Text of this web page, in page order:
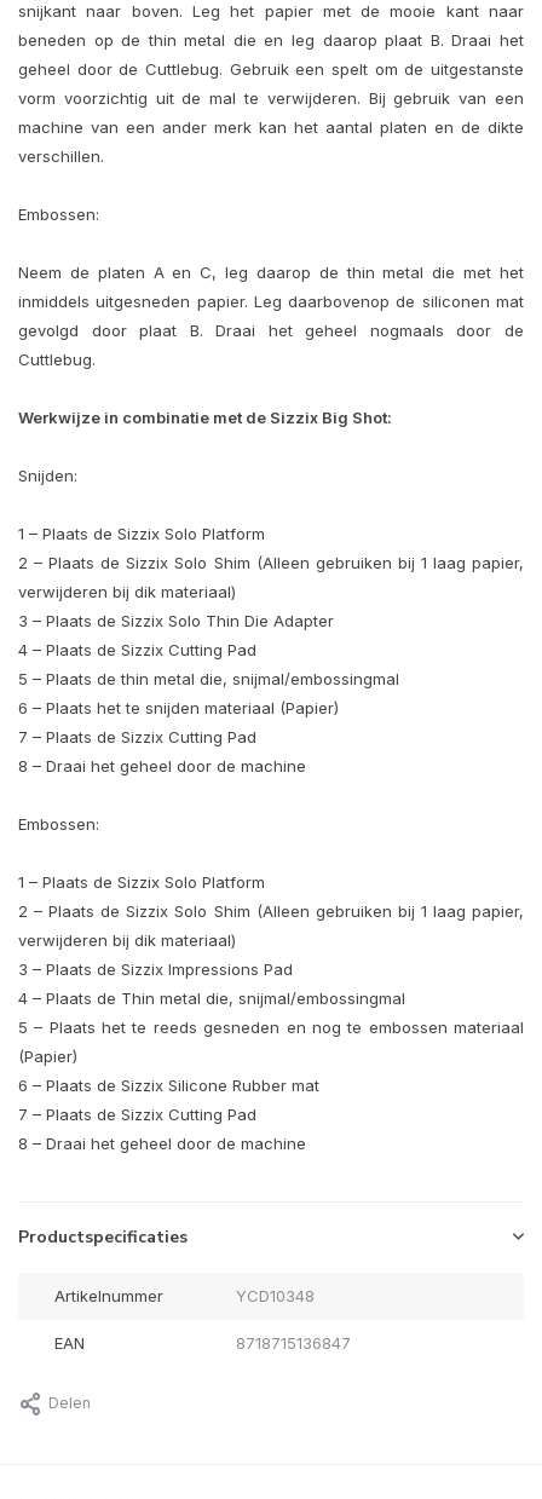
snijkant naar boven. Leg het papier met de mooie kant naar
beneden op de thin metal die en leg daarop plaat B. Draai het
geheel door de Cuttlebug. Gebruik een spelt om de uitgestanste
vorm voorzichtig uit de mal te verwijderen. Bij gebruik van een
machine van een ander merk kan het aantal platen en de dikte
verschillen.
Embossen:
Neem de platen A en C, leg daarop de thin metal die met het
inmiddels uitgesneden papier. Leg daarbovenop de siliconen mat
gevolgd door plaat B. Draai het geheel nogmaals door de
Cuttlebug.
Werkwijze in combinatie met de Sizzix Big Shot:
Snijden:
1 – Plaats de Sizzix Solo Platform
2 – Plaats de Sizzix Solo Shim (Alleen gebruiken bij 1 laag papier,
verwijderen bij dik materiaal)
3 – Plaats de Sizzix Solo Thin Die Adapter
4 – Plaats de Sizzix Cutting Pad
5 – Plaats de thin metal die, snijmal/embossingmal
6 – Plaats het te snijden materiaal (Papier)
7 – Plaats de Sizzix Cutting Pad
8 – Draai het geheel door de machine
Embossen:
1 – Plaats de Sizzix Solo Platform
2 – Plaats de Sizzix Solo Shim (Alleen gebruiken bij 1 laag papier,
verwijderen bij dik materiaal)
3 – Plaats de Sizzix Impressions Pad
4 – Plaats de Thin metal die, snijmal/embossingmal
5 – Plaats het te reeds gesneden en nog te embossen materiaal
(Papier)
6 – Plaats de Sizzix Silicone Rubber mat
7 – Plaats de Sizzix Cutting Pad
8 – Draai het geheel door de machine
Productspecificaties
Artikelnummer YCD10348
EAN 8718715136847
Delen